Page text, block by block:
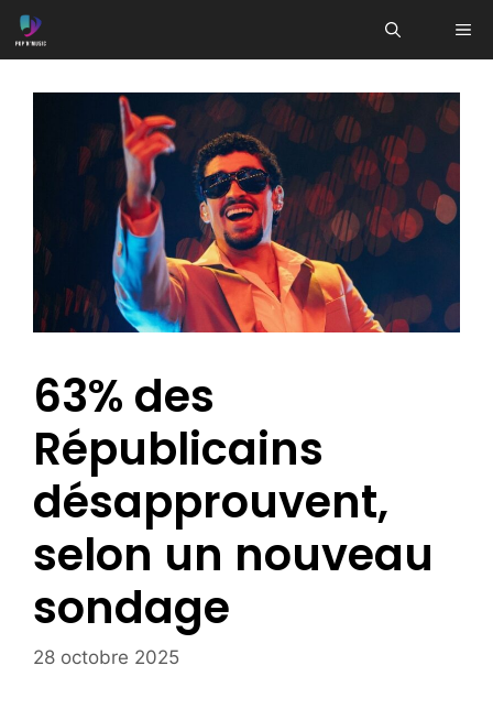
Aller
au
63% des
Républicains
désapprouvent,
selon un nouveau
sondage
28 octobre 2025